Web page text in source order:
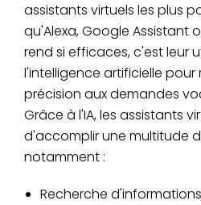
assistants virtuels les plus
qu'Alexa, Google Assistant
rend si efficaces, c'est leur
l'intelligence artificielle
précision aux demandes
Grâce à l'IA, les assistants
d'accomplir une multitude
notamment :
Recherche d'informations